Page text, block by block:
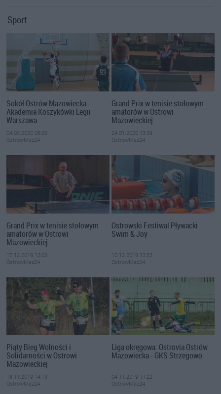
Sport
Sokół Ostrów Mazowiecka -
Akademia Koszykówki Legii
Warszawa
04.03.2020 08:26
OstrowMaz24
Grand Prix w tenisie stołowym
amatorów w Ostrowi
Mazowieckiej
24.01.2020 13:39
OstrowMaz24
Grand Prix w tenisie stołowym
amatorów w Ostrowi
Mazowieckiej
17.12.2019 12:03
OstrowMaz24
Ostrowski Festiwal Pływacki
Swim & Joy
10.12.2019 13:33
OstrowMaz24
Piąty Bieg Wolności i
Solidarności w Ostrowi
Mazowieckiej
18.11.2019 14:13
OstrowMaz24
Liga okręgowa: Ostrovia Ostrów
Mazowiecka - GKS Strzegowo
04.11.2019 11:22
OstrowMaz24